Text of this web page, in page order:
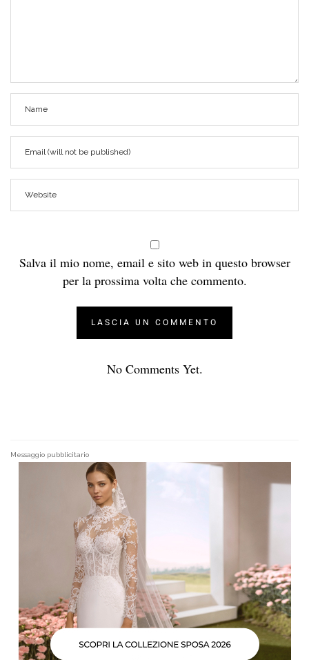
Salva il mio nome, email e sito web in questo browser
per la prossima volta che commento.
No Comments Yet.
Messaggio pubblicitario